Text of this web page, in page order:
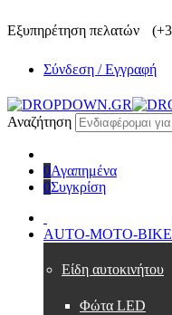
Εξυπηρέτηση πελατών
Σύνδεση / Εγγραφή
Αναζήτηση
0Αγαπημένα
0Συγκρίση
AUTO-MOTO-BIKE
Είδη αυτοκινήτου
Φώτα LED